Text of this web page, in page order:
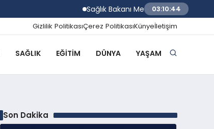
Sağlık Bakanı Memişoğlu İzmir Biyotıp
03:10:45
Gizlilik PolitikasıÇerez PolitikasıKünyeİletişim
SAĞLIK EĞITIM DÜNYA YAŞAM
Son Dakika